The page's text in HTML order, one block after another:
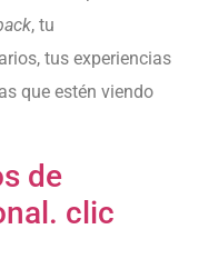
, tu
tus experiencias
que estén viendo
de
clic